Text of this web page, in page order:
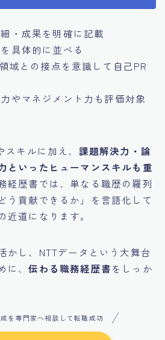
・成果を明確に記載
具体的に並べる
域との接点を意識して自己PR
やマネジメント力も評価対象
キルに加え、 課題解決力・論
といったヒューマンスキルも重
経歴書では、単なる職歴の羅列
う貢献できるか」を言語化して
近道になります。
かし、NTTデータという大舞台
に、伝わる職務経歴書をしっか
を専門家へ相談して転職成功